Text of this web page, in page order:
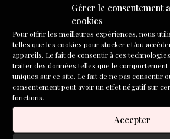
Gérer le consentement
cookies
Pour offrir les meilleures expériences, nous
telles que les cookies pour stocker et/ou
appareils. Le fait de consentir à ces
traiter des données telles que le comportement
uniques sur ce site. Le fait de ne pas consentir
consentement peut avoir un effet négatif sur
fonctions.
Accepter